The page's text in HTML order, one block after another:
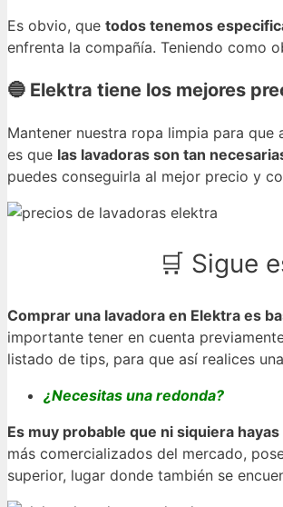
Es obvio, que todos tenemos
enfrenta la compañía. Teniendo como
🔵 Elektra tiene los mejores
Mantener nuestra ropa limpia para
es que las lavadoras son tan
puedes conseguirla al mejor precio y
🛒 Sigue
Comprar una lavadora en Elektra es
importante tener en cuenta
listado de tips, para que así realices
¿Necesitas una redonda?
Es muy probable que ni siquiera
más comercializados del mercado,
superior, lugar donde también se